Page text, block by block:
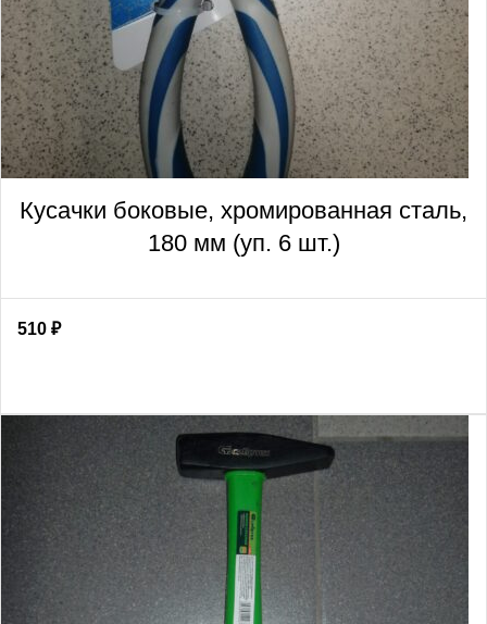
Кусачки боковые, хромированная сталь,
180 мм (уп. 6 шт.)
510 ₽